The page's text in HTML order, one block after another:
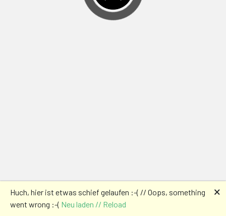
Huch, hier ist etwas schief gelaufen :-( // Oops, something
went wrong :-( Neu laden // Reload
🗙